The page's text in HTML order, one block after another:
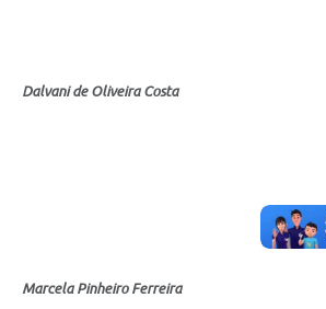
Dalvani de Oliveira Costa
Marcela Pinheiro Ferreira